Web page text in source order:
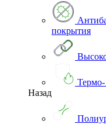
покрытия
Назад